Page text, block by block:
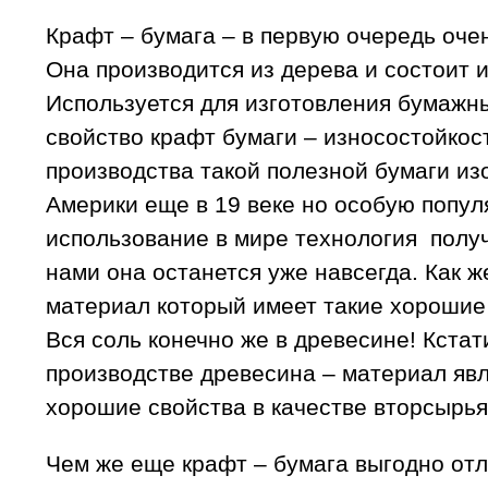
Крафт – бумага – в первую очередь
Она производится из дерева и
Используется для изготовления
свойство крафт бумаги –
производства такой полезной бумаги
Америки еще в 19 веке но особую
использование в мире технология
нами она останется уже навсегда. Как
материал который имеет такие
Вся соль конечно же в древесине!
производстве древесина – материал
хорошие свойства в качестве
Чем же еще крафт – бумага выгодно